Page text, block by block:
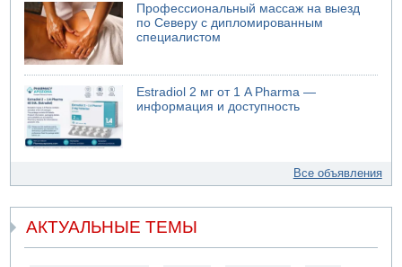
Профессиональный массаж на выезд
по Северу с дипломированным
специалистом
Estradiol 2 мг от 1 A Pharma —
информация и доступность
Все объявления
АКТУАЛЬНЫЕ ТЕМЫ